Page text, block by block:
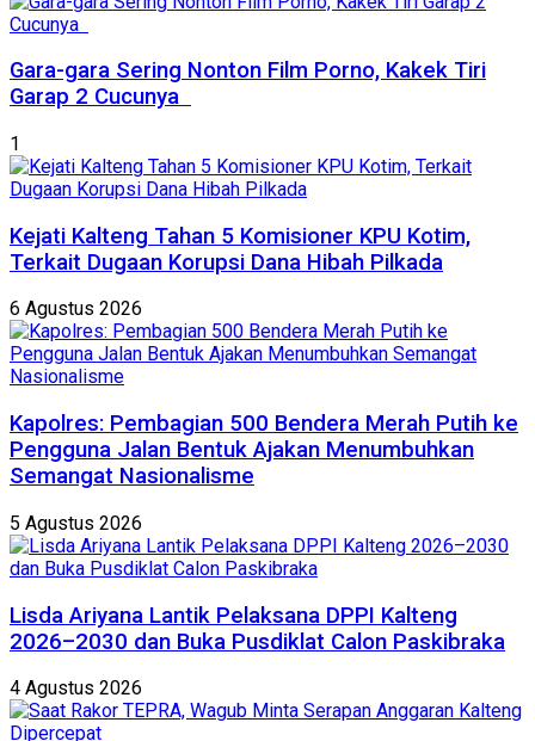
Gara-gara Sering Nonton Film Porno, Kakek Tiri
Garap 2 Cucunya
1
Kejati Kalteng Tahan 5 Komisioner KPU Kotim,
Terkait Dugaan Korupsi Dana Hibah Pilkada
6 Agustus 2026
Kapolres: Pembagian 500 Bendera Merah Putih ke
Pengguna Jalan Bentuk Ajakan Menumbuhkan
Semangat Nasionalisme
5 Agustus 2026
Lisda Ariyana Lantik Pelaksana DPPI Kalteng
2026–2030 dan Buka Pusdiklat Calon Paskibraka
4 Agustus 2026